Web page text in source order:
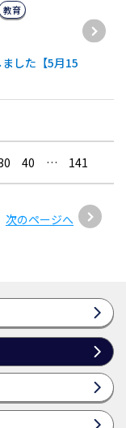
した【5月15
教育
40 …
次のページへ
141